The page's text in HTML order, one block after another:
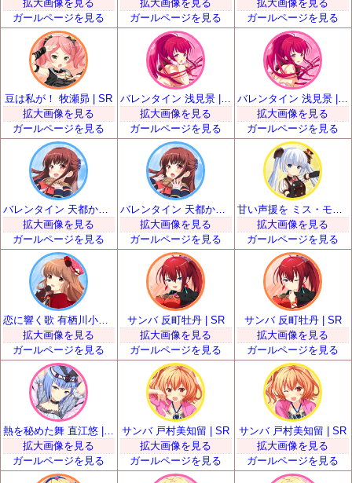
拡大画像を見る
ガールページを見る
拡大画像を見る
ガールページを見る
拡大画像を見る
ガールページを見る
豆は私が！ 牧瀬昴 | SR
拡大画像を見る
ガールページを見る
バレンタイン 浅見景 | SR
拡大画像を見る
ガールページを見る
バレンタイン 浅見景 | SR
拡大画像を見る
ガールページを見る
拡大画像を見る
ガールページを見る
バレンタイン 天都かなた | SR
拡大画像を見る
ガールページを見る
拡大画像を見る
ガールページを見る
拡大画像を見る
ガールページを見る
サンバ 反町牡丹 | SR
拡大画像を見る
ガールページを見る
サンバ 反町牡丹 | SR
拡大画像を見る
ガールページを見る
拡大画像を見る
ガールページを見る
サンバ 戸村美知留 | SR
拡大画像を見る
ガールページを見る
サンバ 戸村美知留 | SR
拡大画像を見る
ガールページを見る